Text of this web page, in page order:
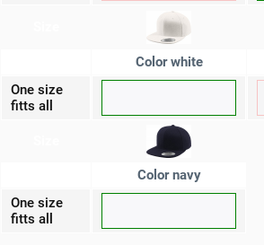
Color white
One size
fitts all
Color navy
One size
fitts all